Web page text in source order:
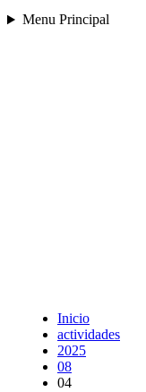
Menu Principal
Inicio
actividades
2025
08
04